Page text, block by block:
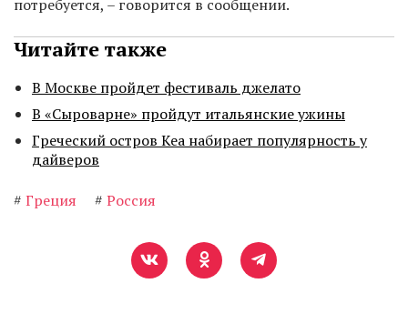
потребуется, – говорится в сообщении.
Читайте также
В Москве пройдет фестиваль джелато
В «Сыроварне» пройдут итальянские ужины
Греческий остров Кеа набирает популярность у
дайверов
# Греция # Россия